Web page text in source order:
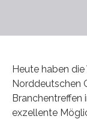
Heute haben
Norddeutschen
Branchentreffen
exzellente